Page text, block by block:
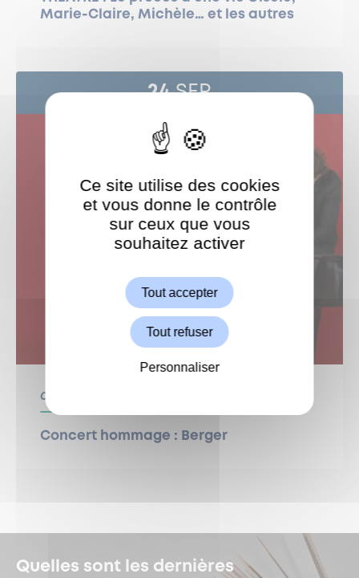
Marie-Claire, Michèle… et les autres
24 SEP
Centre Culturel
Concert hommage : Berger
Quelles sont les dernières
ShareThis est désactivé.
Ce site utilise des cookies
et vous donne le contrôle
sur ceux que vous
souhaitez activer
Tout accepter
Tout refuser
Personnaliser